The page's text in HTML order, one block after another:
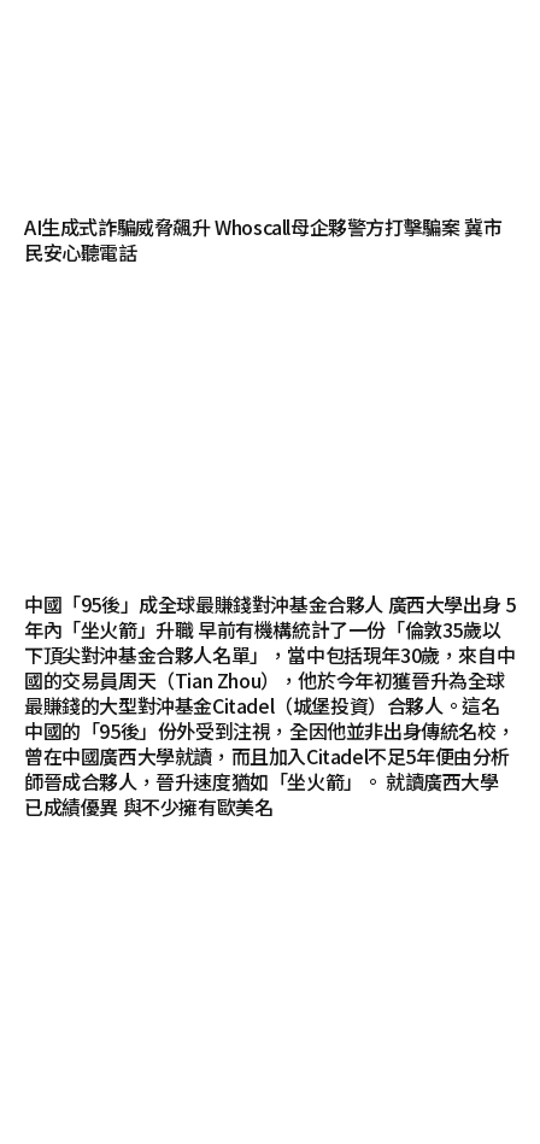
AI生成式詐騙威脅飆升 Whoscall母企夥警方打擊騙案 冀市
民安心聽電話
中國「95後」成全球最賺錢對沖基金合夥人 廣西大學出身 5
年內「坐火箭」升職 早前有機構統計了一份「倫敦35歲以
下頂尖對沖基金合夥人名單」，當中包括現年30歲，來自中
國的交易員周天（Tian Zhou），他於今年初獲晉升為全球
最賺錢的大型對沖基金Citadel（城堡投資）合夥人。這名
中國的「95後」份外受到注視，全因他並非出身傳統名校，
曾在中國廣西大學就讀，而且加入Citadel不足5年便由分析
師晉成合夥人，晉升速度猶如「坐火箭」。 就讀廣西大學
已成績優異 與不少擁有歐美名